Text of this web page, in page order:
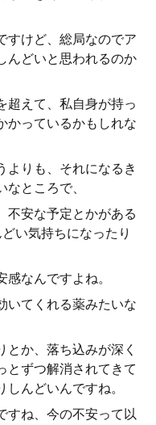
すけど、総局なのでア
んどいと思われるのか
超えて、私自身が持っ
かっているかもしれな
よりも、それになるき
ところで、
不安な予定とかがある
い気持ちになったり
なんですよね。
いてくれる薬みたいな
とか、落ち込みが深く
とずつ解消されてきて
んどいんですね。
すね、今の不安って以